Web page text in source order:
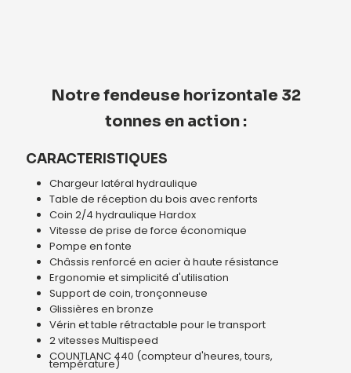
Notre fendeuse horizontale 32
tonnes en action :
CARACTERISTIQUES
Chargeur latéral hydraulique
Table de réception du bois avec renforts
Coin 2/4 hydraulique Hardox
Vitesse de prise de force économique
Pompe en fonte
Châssis renforcé en acier à haute résistance
Ergonomie et simplicité d'utilisation
Support de coin, tronçonneuse
Glissières en bronze
Vérin et table rétractable pour le transport
2 vitesses Multispeed
COUNTLANC 440 (compteur d'heures, tours,
température)